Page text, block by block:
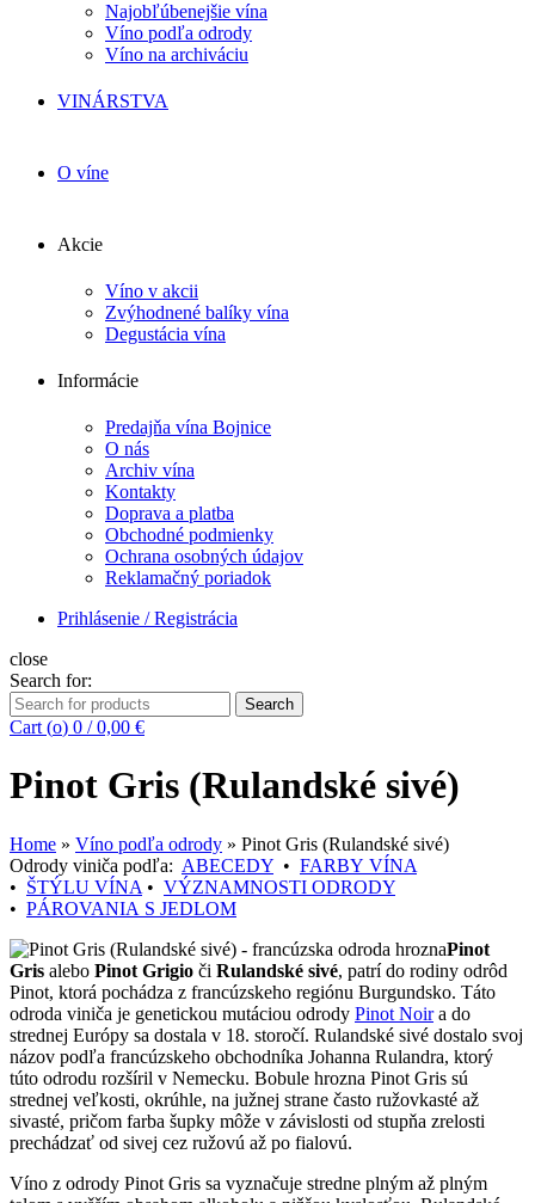
Najobľúbenejšie vína
Víno podľa odrody
Víno na archiváciu
VINÁRSTVA
O víne
Akcie
Víno v akcii
Zvýhodnené balíky vína
Degustácia vína
Informácie
Predajňa vína Bojnice
O nás
Archiv vína
Kontakty
Doprava a platba
Obchodné podmienky
Ochrana osobných údajov
Reklamačný poriadok
Prihlásenie / Registrácia
close
Search for:
Search
Cart (o) 0 / 0,00 €
Pinot Gris (Rulandské sivé)
Home » Víno podľa odrody » Pinot Gris (Rulandské sivé)
Odrody viniča podľa: ABECEDY • FARBY VÍNA
• ŠTÝLU VÍNA • VÝZNAMNOSTI ODRODY
• PÁROVANIA S JEDLOM
Pinot
Gris alebo Pinot Grigio či Rulandské sivé, patrí do rodiny odrôd
Pinot, ktorá pochádza z francúzskeho regiónu Burgundsko. Táto
odroda viniča je genetickou mutáciou odrody Pinot Noira do
strednej Európy sa dostala v 18. storočí. Rulandské sivé dostalo svoj
názov podľa francúzskeho obchodníka Johanna Rulandra, ktorý
túto odrodu rozšíril v Nemecku. Bobule hrozna Pinot Gris sú
strednej veľkosti, okrúhle, na južnej strane často ružovkasté až
sivasté, pričom farba šupky môže v závislosti od stupňa zrelosti
prechádzať od sivej cez ružovú až po fialovú.
Víno z odrody Pinot Gris sa vyznačuje stredne plným až plným